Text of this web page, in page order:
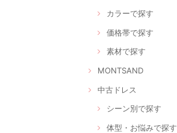
カラーで探す
価格帯で探す
素材で探す
MONTSAND
中古ドレス
シーン別で探す
体型・お悩みで探す